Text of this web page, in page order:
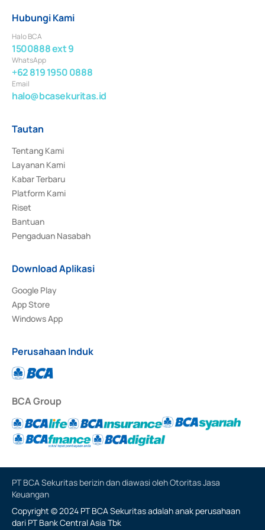
Hubungi Kami
Halo BCA
1500888 ext 9
WhatsApp
+62 819 1950 0888
Email
halo@bcasekuritas.id
Tautan
Tentang Kami
Layanan Kami
Kabar Terbaru
Platform Kami
Riset
Bantuan
Pengaduan Nasabah
Download Aplikasi
Google Play
App Store
Windows App
Perusahaan Induk
BCA Group
PT BCA Sekuritas berizin dan diawasi oleh Otoritas Jasa
Keuangan
Copyright © 2024 PT BCA Sekuritas adalah anak perusahaan
dari PT Bank Central Asia Tbk